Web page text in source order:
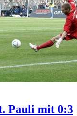
Pauli mit 0:3